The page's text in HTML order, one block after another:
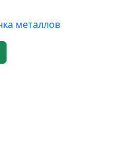
металлов